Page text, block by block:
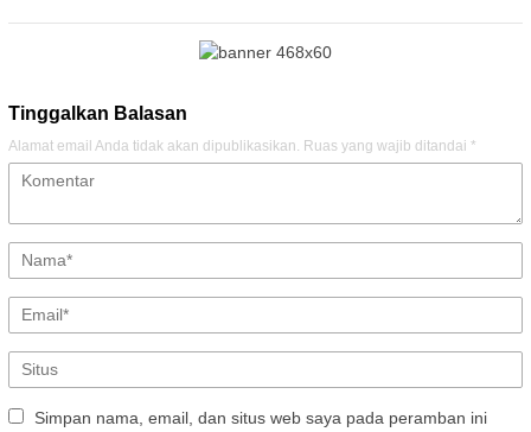
Tinggalkan Balasan
Alamat email Anda tidak akan dipublikasikan. Ruas yang wajib ditandai *
Simpan nama, email, dan situs web saya pada peramban ini